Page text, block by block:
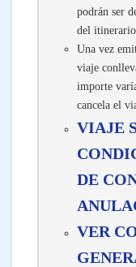
podrán ser
del itinerario.
Una vez
viaje
importe
cancela el
VIAJE
DE
VER